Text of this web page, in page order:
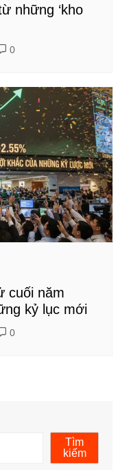
những ‘kho
0
cuối năm
kỷ lục mới
0
Tìm
kiếm